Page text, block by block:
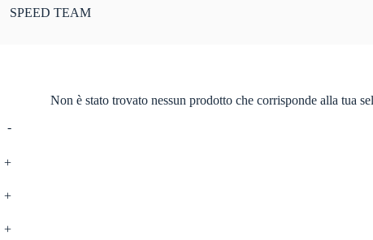
SPEED TEAM
Non è stato trovato nessun prodotto che corrisponde alla tua
-
+
+
+